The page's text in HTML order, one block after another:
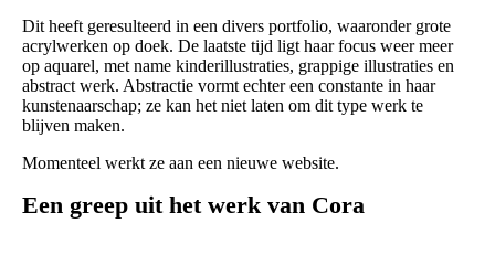
Dit heeft geresulteerd in een divers portfolio, waaronder grote
acrylwerken op doek. De laatste tijd ligt haar focus weer meer
op aquarel, met name kinderillustraties, grappige illustraties en
abstract werk. Abstractie vormt echter een constante in haar
kunstenaarschap; ze kan het niet laten om dit type werk te
blijven maken.
Momenteel werkt ze aan een nieuwe website.
Een greep uit het werk van Cora